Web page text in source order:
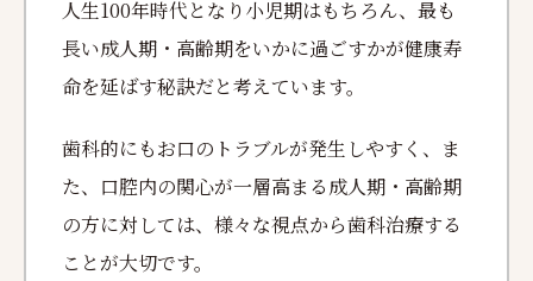
人生100年時代となり小児期はもちろん、最も
長い成人期・高齢期をいかに過ごすかが健康寿
命を延ばす秘訣だと考えています。
歯科的にもお口のトラブルが発生しやすく、ま
た、口腔内の関心が一層高まる成人期・高齢期
の方に対しては、様々な視点から歯科治療する
ことが大切です。